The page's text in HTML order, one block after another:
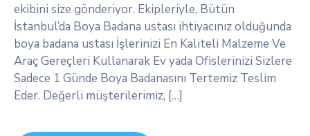
ekibini size gönderiyor. Ekipleriyle, Bütün
İstanbul’da Boya Badana ustası ihtiyacınız olduğunda
boya badana ustası İşlerinizi En Kaliteli Malzeme Ve
Araç Gereçleri Kullanarak Ev yada Ofislerinizi Sizlere
Sadece 1 Günde Boya Badanasını Tertemiz Teslim
Eder. Değerli müşterilerimiz, […]